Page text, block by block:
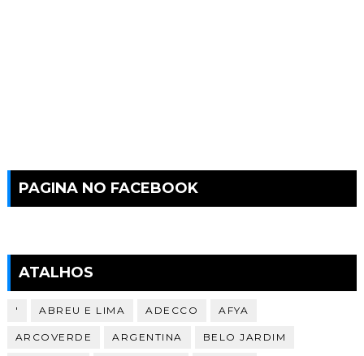
PAGINA NO FACEBOOK
ATALHOS
' ABREU E LIMA ADECCO AFYA
ARCOVERDE ARGENTINA BELO JARDIM